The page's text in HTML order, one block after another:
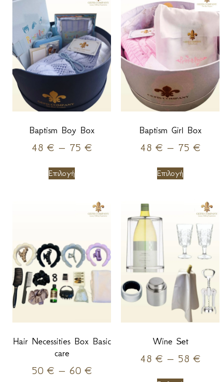
Baptism Boy Box
48 € – 75 €
Επιλογή
Baptism Girl Box
48 € – 75 €
Επιλογή
Hair Necessities Box Basic
care
50 € – 60 €
Wine Set
48 € – 58 €